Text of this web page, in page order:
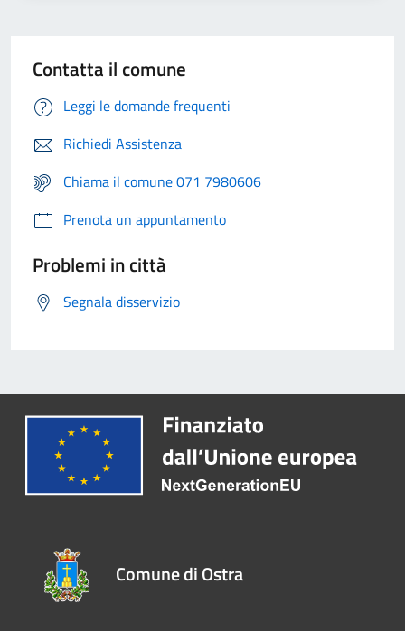
Contatta il comune
Leggi le domande frequenti
Richiedi Assistenza
Chiama il comune 071 7980606
Prenota un appuntamento
Problemi in città
Segnala disservizio
Comune di Ostra